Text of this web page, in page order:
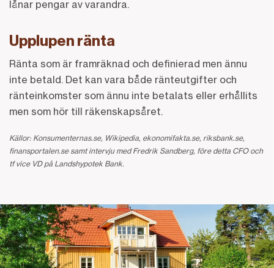
lånar pengar av varandra.
Upplupen ränta
Ränta som är framräknad och definierad men ännu
inte betald. Det kan vara både ränteutgifter och
ränteinkomster som ännu inte betalats eller erhållits
men som hör till räkenskapsåret.
Källor: Konsumenternas.se, Wikipedia, ekonomifakta.se, riksbank.se,
finansportalen.se samt intervju med Fredrik Sandberg, före detta CFO och
tf vice VD på Landshypotek Bank.